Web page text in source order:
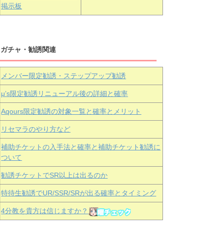
掲示板
ガチャ・勧誘関連
メンバー限定勧誘・ステップアップ勧誘
μ’s限定勧誘リニューアル後の詳細と確率
Aqours限定勧誘の対象一覧と確率とメリット
リセマラのやり方など
補助チケットの入手法と確率と補助チケット勧誘に
ついて
勧誘チケットでSR以上は出るのか
特待生勧誘でUR/SSR/SRが出る確率とタイミング
4分教を貴方は信じますか？